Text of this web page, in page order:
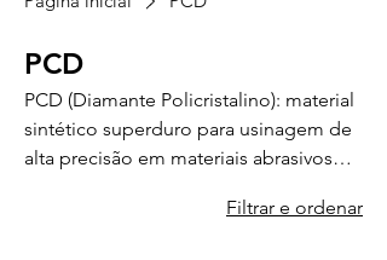
PCD
PCD (Diamante Policristalino): material
sintético superduro para usinagem de
alta precisão em materiais abrasivos
de calor (plásticos, compostos). Vida
Filtrar e ordenar